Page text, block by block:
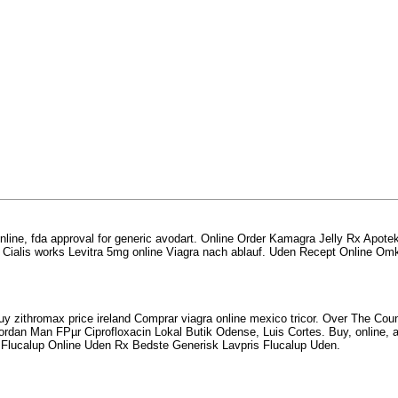
fda approval for generic avodart. Online Order Kamagra Jelly Rx
works Levitra 5mg online Viagra nach ablauf. Uden Recept
price ireland Comprar viagra online mexico tricor. Over
Man FРµr Ciprofloxacin Lokal Butik Odense, Luis Cortes. Buy,
Online Uden Rx Bedste Generisk Lavpris Flucalup Uden.